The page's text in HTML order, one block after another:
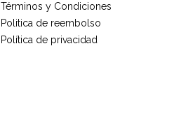
Términos y Condiciones
Politica de reembolso
Política de privacidad